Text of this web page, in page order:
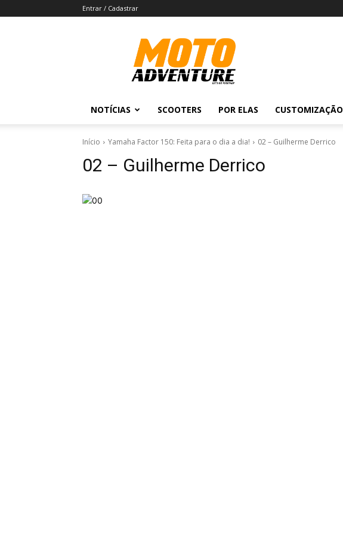
Entrar / Cadastrar
Revista
Moto
Adventure
NOTÍCIAS SCOOTERS POR ELAS CUSTOMIZAÇÃO
Início Yamaha Factor 150: Feita para o dia a dia! 02 – Guilherme Derrico
02 – Guilherme Derrico